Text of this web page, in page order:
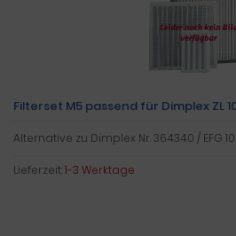
Filterset M5 passend für Dimplex ZL
Alternative zu Dimplex Nr. 364340 / EFG
Lieferzeit:1-3 Werktage